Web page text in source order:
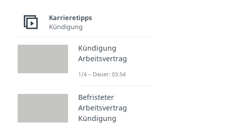
Karrieretipps
Kündigung
Kündigung
Arbeitsvertrag
1/4 – Dauer: 03:54
Befristeter
Arbeitsvertrag
Kündigung